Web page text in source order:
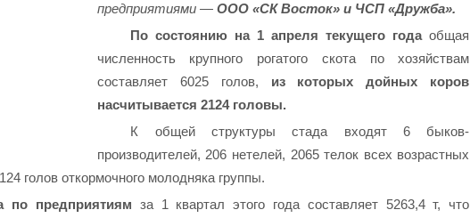
предприятиями — ООО «СК Восток» и ЧСП «Дружба».
По состоянию на 1 апреля текущего годаобщая
численность крупного рогатого скота по хозяйствам
составляет 6025 голов, из которых дойных коров
насчитывается 2124 головы.
К общей структуры стада входят 6 быков-
производителей, 206 нетелей, 2065 телок всех возрастных
голов откормочного молодняка группы.
по предприятиям за 1 квартал этого года составляет 5263,4 т, что